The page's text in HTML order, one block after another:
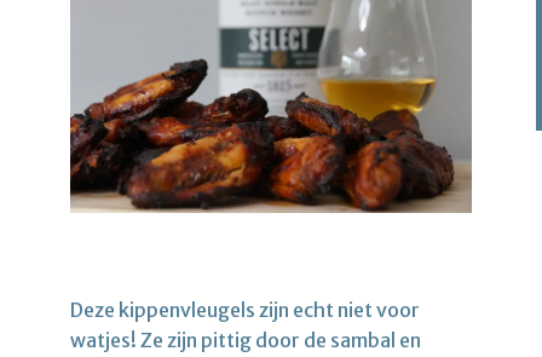
Deze kippenvleugels zijn echt niet voor
watjes! Ze zijn pittig door de sambal en